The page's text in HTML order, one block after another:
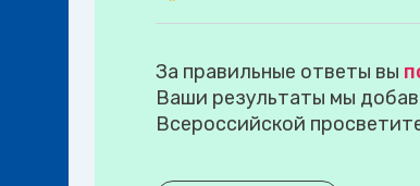
За правильные ответы вы
Ваши результаты мы
Всероссийской